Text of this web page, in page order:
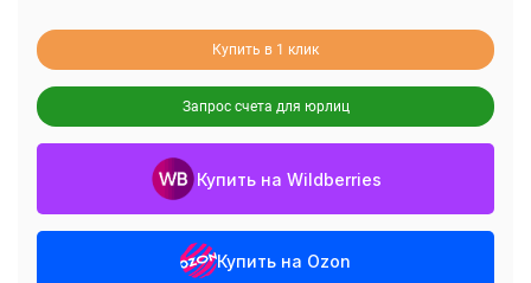
Купить в 1 клик
Запрос счета для юрлиц
Купить на Wildberries
Купить на Ozon